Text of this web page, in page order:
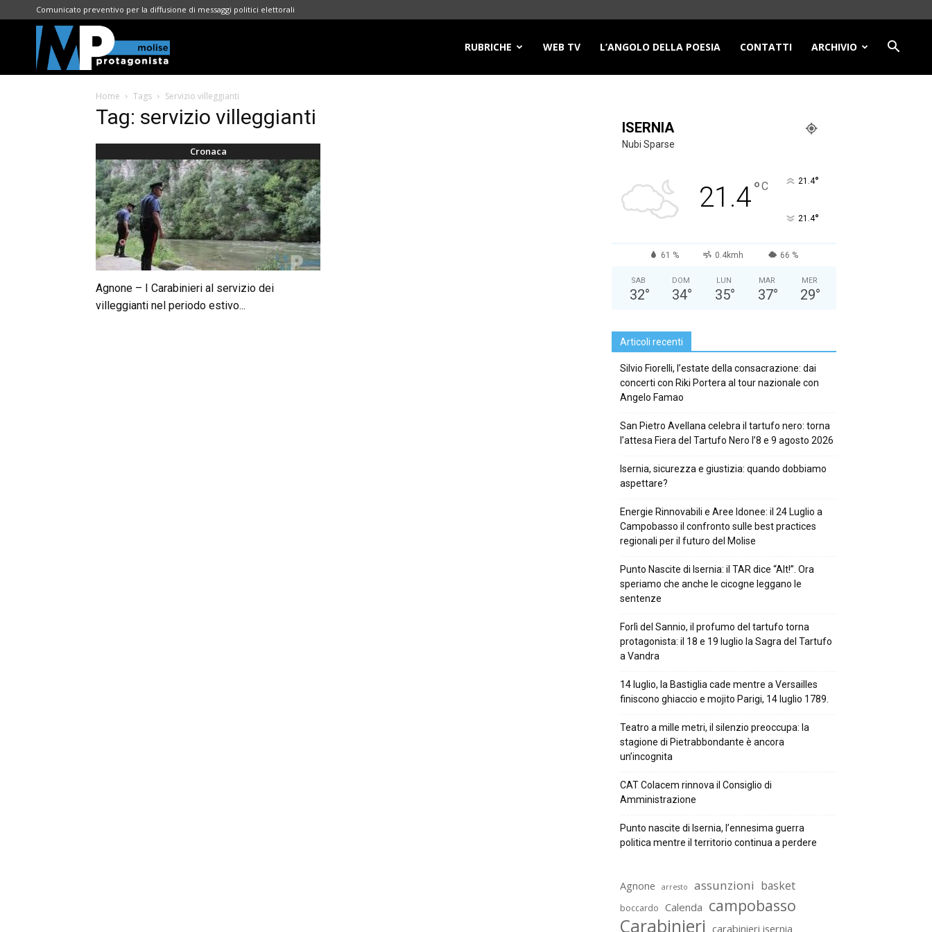
Comunicato preventivo per la diffusione di messaggi politici elettorali
Protagonista
RUBRICHE WEB TV L’ANGOLO DELLA POESIA CONTATTI ARCHIVIO
Home Tags Servizio villeggianti
Tag: servizio villeggianti
Cronaca
Agnone – I Carabinieri al servizio dei
villeggianti nel periodo estivo...
ISERNIA
Nubi Sparse
21.4°C 21.4°
21.4°
61 % 0.4kmh 66 %
SAB
32°
DOM
34°
LUN
35°
MAR
37°
MER
29°
Articoli recenti
Silvio Fiorelli, l’estate della consacrazione: dai
concerti con Riki Portera al tour nazionale con
Angelo Famao
San Pietro Avellana celebra il tartufo nero: torna
l’attesa Fiera del Tartufo Nero l’8 e 9 agosto 2026
Isernia, sicurezza e giustizia: quando dobbiamo
aspettare?
Energie Rinnovabili e Aree Idonee: il 24 Luglio a
Campobasso il confronto sulle best practices
regionali per il futuro del Molise
Punto Nascite di Isernia: il TAR dice “Alt!”. Ora
speriamo che anche le cicogne leggano le
sentenze
Forlì del Sannio, il profumo del tartufo torna
protagonista: il 18 e 19 luglio la Sagra del Tartufo
a Vandra
14 luglio, la Bastiglia cade mentre a Versailles
finiscono ghiaccio e mojito Parigi, 14 luglio 1789.
Teatro a mille metri, il silenzio preoccupa: la
stagione di Pietrabbondante è ancora
un’incognita
CAT Colacem rinnova il Consiglio di
Amministrazione
Punto nascite di Isernia, l’ennesima guerra
politica mentre il territorio continua a perdere
Agnone arresto assunzioni basket
boccardo Calenda campobasso
Carabinieri carabinieri isernia